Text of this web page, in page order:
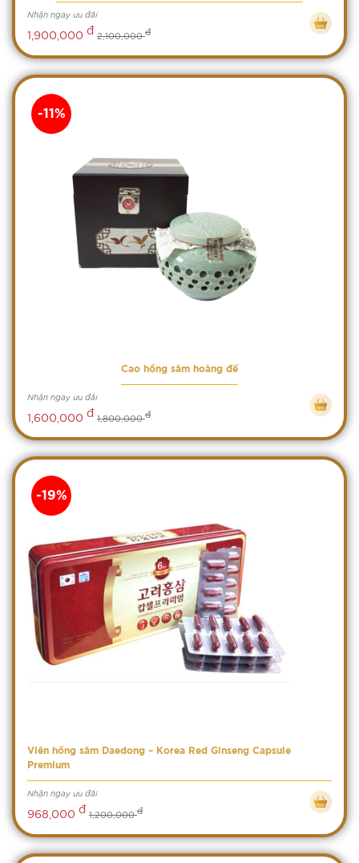
Nhận ngay ưu đãi
1,900,000 đ 2,100,000đ
Cao hồng sâm hoàng đế
Nhận ngay ưu đãi
1,600,000 đ 1,800,000đ
-11%
Viên hồng sâm Daedong – Korea Red Ginseng Capsule
Premium
Nhận ngay ưu đãi
968,000 đ 1,200,000đ
-19%